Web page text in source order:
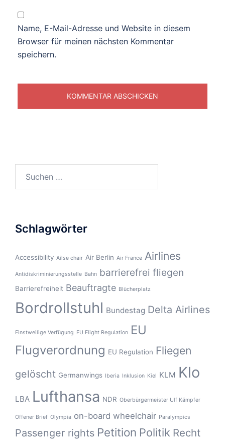
Name, E-Mail-Adresse und Website in diesem
Browser für meinen nächsten Kommentar
speichern.
Schlagwörter
Accessibility Ailse chair Air Berlin Air France Airlines
Antidiskriminierungsstelle Bahn barrierefrei fliegen
Barrierefreiheit Beauftragte Blücherplatz
Bordrollstuhl Bundestag Delta Airlines
Einstweilige Verfügung EU Flight Regulation EU
Flugverordnung EU Regulation Fliegen
gelöscht Germanwings Iberia Inklusion Kiel KLM Klo
LBA Lufthansa NDR Oberbürgermeister Ulf Kämpfer
Offener Brief Olympia on-board wheelchair Paralympics
Passenger rights Petition Politik Recht